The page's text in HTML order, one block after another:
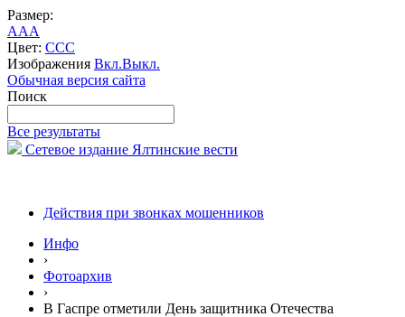
Размер:
AAA
Цвет: CCC
Изображения Вкл.Выкл.
Обычная версия сайта
Поиск
Все результаты
Сетевое издание Ялтинские вести
Действия при звонках мошенников
Инфо
›
Фотоархив
›
В Гаспре отметили День защитника Отечества